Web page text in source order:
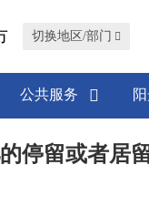
切换地区/部门
公共服务
停留或者居